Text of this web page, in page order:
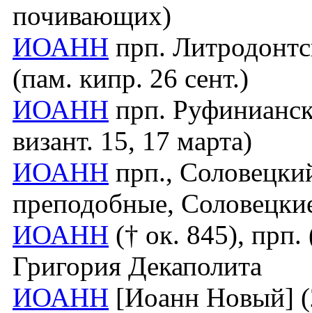
почивающих)
ИОАНН прп.
(пам. кипр. 26 сент.)
ИОАНН прп.
визант. 15, 17 марта)
ИОАНН прп.,
преподобные,
ИОАНН († ок. 845), прп.
Григория Декаполита
ИОАНН [Иоанн Новый]